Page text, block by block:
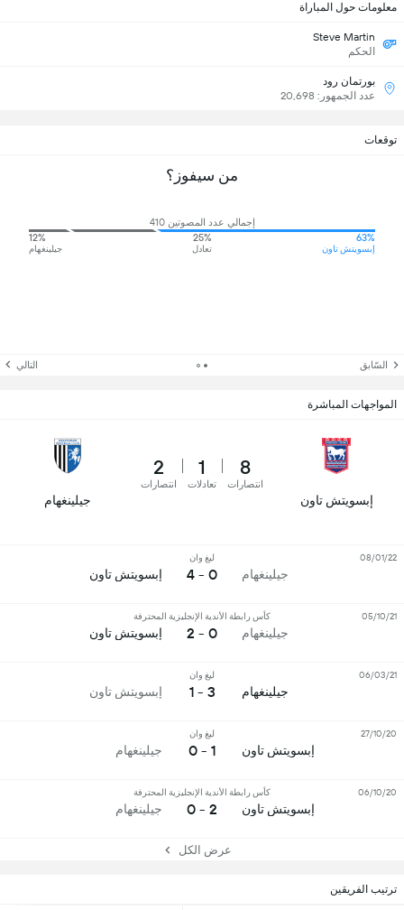
ترتيب الفريقين
معلومات حول المباراة
Steve Martin
الحكم
بورتمان رود
عدد الجمهور: 20,698
توقعات
من سيفوز؟
إجمالي عدد المصوتين 410
63%
إبسويتش تاون
25%
تعادل
12%
جيلينغهام
السّابق التالي
المواجهات المباشرة
إبسويتش تاون
8
انتصارات
1
تعادلات
2
انتصارات
جيلينغهام
جيلينغهام
ليغ وان
0 - 4 إبسويتش تاون
08/01/22
جيلينغهام
كأس رابطة الأندية الإنجليزية المحترفة
0 - 2 إبسويتش تاون
05/10/21
جيلينغهام
ليغ وان
3 - 1 إبسويتش تاون
06/03/21
إبسويتش تاون
ليغ وان
1 - 0 جيلينغهام
27/10/20
إبسويتش تاون
كأس رابطة الأندية الإنجليزية المحترفة
2 - 0 جيلينغهام
06/10/20
عرض الكل